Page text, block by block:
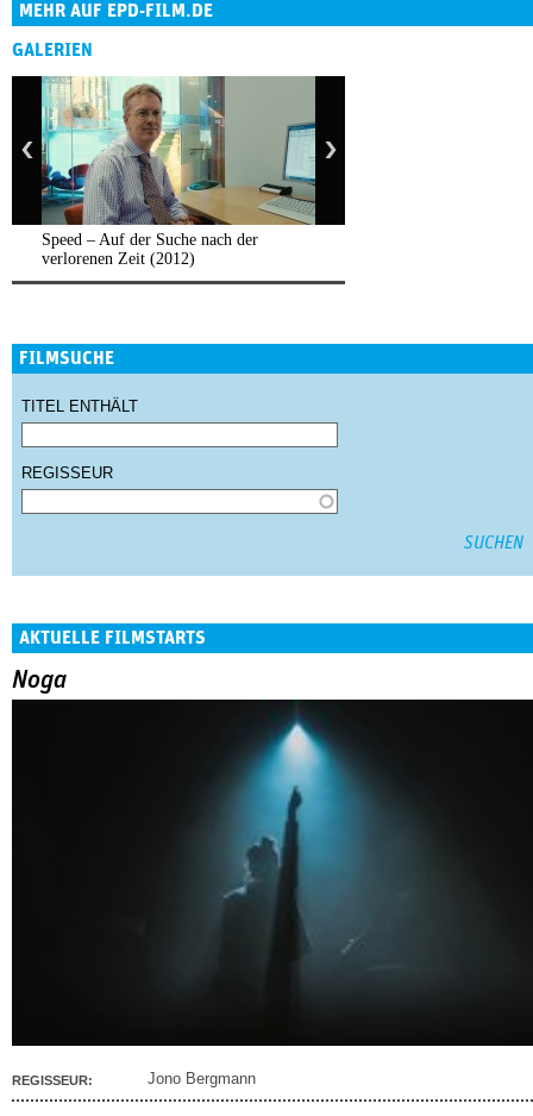
MEHR AUF EPD-FILM.DE
GALERIEN
Speed – Auf der Suche nach der
verlorenen Zeit (2012)
FILMSUCHE
TITEL ENTHÄLT
REGISSEUR
AKTUELLE FILMSTARTS
Noga
REGISSEUR: Jono Bergmann